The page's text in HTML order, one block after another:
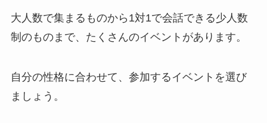
大人数で集まるものから1対1で会話できる少人数
制のものまで、たくさんのイベントがあります。
自分の性格に合わせて、参加するイベントを選び
ましょう。